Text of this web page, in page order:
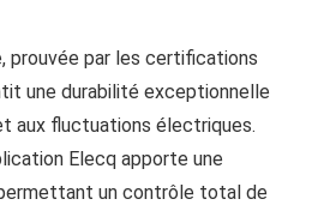
prouvée par les certifications
une durabilité exceptionnelle
aux fluctuations électriques.
Elecq apporte une
un contrôle total de